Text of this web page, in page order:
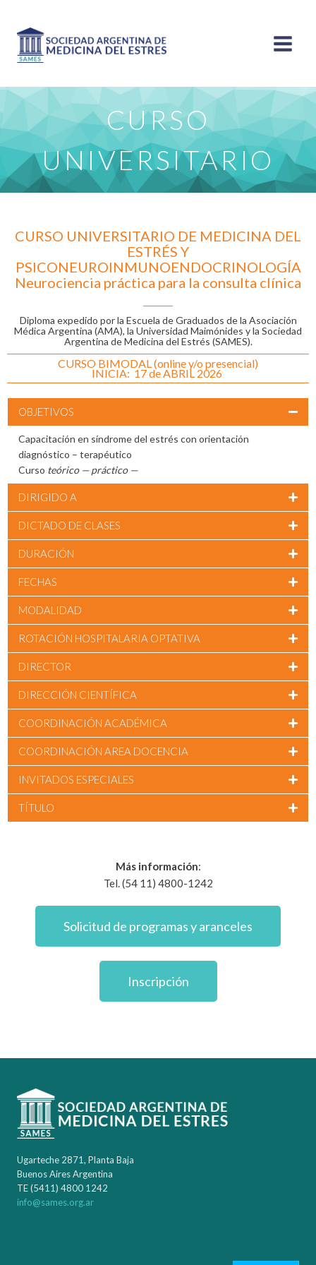
CURSO
UNIVERSITARIO
CURSO UNIVERSITARIO DE MEDICINA DEL
ESTRÉS Y
PSICONEUROINMUNOENDOCRINOLOGÍA
Neurociencia práctica para la consulta clínica
Diploma expedido por la Escuela de Graduados de la Asociación
Médica Argentina (AMA), la Universidad Maimónides y la Sociedad
Argentina de Medicina del Estrés (SAMES).
CURSO BIMODAL (online y/o presencial)
INICIA: 17 de ABRIL 2026
OBJETIVOS
Capacitación en síndrome del estrés con orientación
diagnóstico – terapéutico
Curso teórico — práctico —
DIRIGIDO A
DICTADO DE CLASES
DURACIÓN
FECHAS
MODALIDAD
ROTACIÓN HOSPITALARIA OPTATIVA
DIRECTOR
DIRECCIÓN CIENTÍFICA
COORDINACIÓN ACADÉMICA
COORDINACIÓN AREA DOCENCIA
INVITADOS ESPECIALES
TÍTULO
Más información:
Tel. (54 11) 4800-1242
Solicitud de programas y aranceles
Inscripción
Ugarteche 2871, Planta Baja
Buenos Aires Argentina
TE (5411) 4800 1242
info@sames.org.ar